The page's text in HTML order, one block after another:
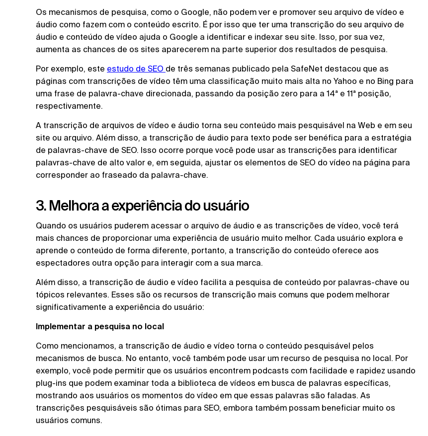
Os mecanismos de pesquisa, como o Google, não podem ver e promover seu arquivo de vídeo e
áudio como fazem com o conteúdo escrito. É por isso que ter uma transcrição do seu arquivo de
áudio e conteúdo de vídeo ajuda o Google a identificar e indexar seu site. Isso, por sua vez,
aumenta as chances de os sites aparecerem na parte superior dos resultados de pesquisa.
Por exemplo, este estudo de SEO de três semanas publicado pela SafeNet destacou que as
páginas com transcrições de vídeo têm uma classificação muito mais alta no Yahoo e no Bing para
uma frase de palavra-chave direcionada, passando da posição zero para a 14ª e 11ª posição,
respectivamente.
A transcrição de arquivos de vídeo e áudio torna seu conteúdo mais pesquisável na Web e em seu
site ou arquivo. Além disso, a transcrição de áudio para texto pode ser benéfica para a estratégia
de palavras-chave de SEO. Isso ocorre porque você pode usar as transcrições para identificar
palavras-chave de alto valor e, em seguida, ajustar os elementos de SEO do vídeo na página para
corresponder ao fraseado da palavra-chave.
3. Melhora a experiência do usuário
Quando os usuários puderem acessar o arquivo de áudio e as transcrições de vídeo, você terá
mais chances de proporcionar uma experiência de usuário muito melhor. Cada usuário explora e
aprende o conteúdo de forma diferente, portanto, a transcrição do conteúdo oferece aos
espectadores outra opção para interagir com a sua marca.
Além disso, a transcrição de áudio e vídeo facilita a pesquisa de conteúdo por palavras-chave ou
tópicos relevantes. Esses são os recursos de transcrição mais comuns que podem melhorar
significativamente a experiência do usuário:
Implementar a pesquisa no local
Como mencionamos, a transcrição de áudio e vídeo torna o conteúdo pesquisável pelos
mecanismos de busca. No entanto, você também pode usar um recurso de pesquisa no local. Por
exemplo, você pode permitir que os usuários encontrem podcasts com facilidade e rapidez usando
plug-ins que podem examinar toda a biblioteca de vídeos em busca de palavras específicas,
mostrando aos usuários os momentos do vídeo em que essas palavras são faladas. As
transcrições pesquisáveis são ótimas para SEO, embora também possam beneficiar muito os
usuários comuns.